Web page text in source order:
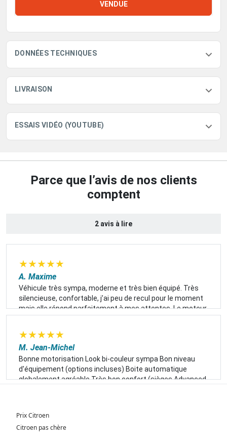
VENDUE
DONNÉES TECHNIQUES
LIVRAISON
ESSAIS VIDÉO (YOUTUBE)
Parce que l’avis de nos clients
comptent
2 avis à lire
★★★★★
A. Maxime
Véhicule très sympa, moderne et très bien équipé. Très
silencieuse, confortable, j’ai peu de recul pour le moment
mais elle répond parfaitement à mes attentes. Le moteur
que la fiabilité sera présente malgré les 3 ans de garantie
rassurants.
★★★★★
M. Jean-Michel
Bonne motorisation Look bi-couleur sympa Bon niveau
d'équipement (options incluses) Boite automatique
globalement agréable Très bon confort (sièges Advanced
Prix Citroen
Citroen pas chère